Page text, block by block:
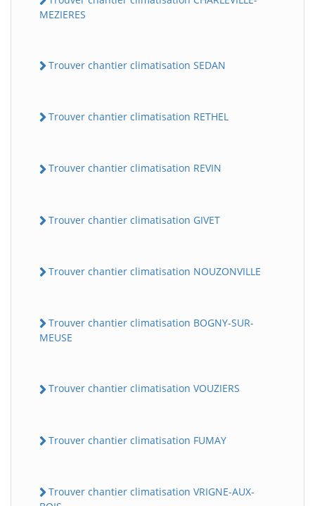
MEZIERES
Trouver chantier climatisation SEDAN
Trouver chantier climatisation RETHEL
Trouver chantier climatisation REVIN
Trouver chantier climatisation GIVET
Trouver chantier climatisation NOUZONVILLE
Trouver chantier climatisation BOGNY-SUR-
MEUSE
Trouver chantier climatisation VOUZIERS
Trouver chantier climatisation FUMAY
Trouver chantier climatisation VRIGNE-AUX-